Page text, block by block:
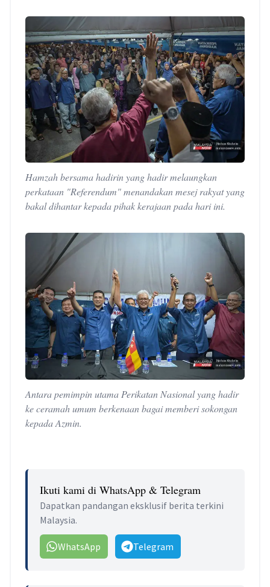
Hamzah bersama hadirin yang hadir melaungkan
perkataan "Referendum" menandakan mesej rakyat yang
bakal dihantar kepada pihak kerajaan pada hari ini.
Antara pemimpin utama Perikatan Nasional yang hadir
ke ceramah umum berkenaan bagai memberi sokongan
kepada Azmin.
Ikuti kami di WhatsApp & Telegram
Dapatkan pandangan eksklusif berita terkini
Malaysia.
WhatsApp Telegram